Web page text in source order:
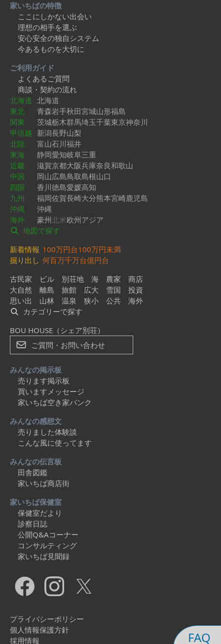
FAQ
家いちばの特徴
ここにしかない出会い
理想の相手を選ぶ
安心安全の独自システム
今あるものを大切に
ご利用ガイド
よくあるご質問
商談・契約の流れ
北海道 北海道
東北
青森岩手秋田宮城山形福島
関東
茨城栃木群馬埼玉千葉東京神奈川
甲信越 新潟長野山梨
北陸
富山石川福井
東海
静岡愛知岐阜三重
近畿
滋賀京都大阪兵庫奈良和歌山
中国
岡山広島鳥取島根山口
四国
香川徳島愛媛高知
九州
福岡佐賀長崎大分熊本宮崎鹿児島
沖縄
沖縄
海外
豪州北米欧州アジア
地図で探す
新着情報 100万円台100万円未満
掘り出し 何百万千万台億円台
古民家
ビル 別荘地 海 農家
商店
大自然
離島 旅館 広大 雪国
投資
思い出
山林 温泉 狭小 公共
海外
カテゴリーで探す
BOU HOUSE（シェア別荘）
ご質問・お問い合わせ
みんなの掲示板
売ります掲示板
買いますメッセージ
家いちば空き家バンク
みんなの感想文
売りました体験談
こんな風に使ってます
みんなの伝言板
田舎図鑑
家いちば商店街
家いちば保健室
保健室だより
診察日誌
公開Q&Aコーナー
コンサルティング
家いちば見聞録
プライバシーポリシー
個人情報保護方針
採用情報